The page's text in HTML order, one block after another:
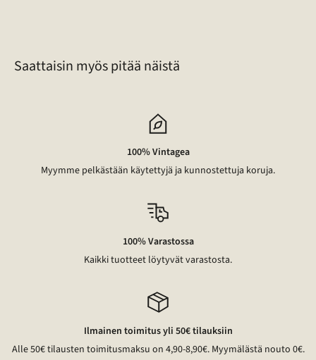
Saattaisin myös pitää näistä
100% Vintagea
Myymme pelkästään käytettyjä ja kunnostettuja koruja.
100% Varastossa
Kaikki tuotteet löytyvät varastosta.
Ilmainen toimitus yli 50€ tilauksiin
Alle 50€ tilausten toimitusmaksu on 4,90-8,90€. Myymälästä nouto 0€.